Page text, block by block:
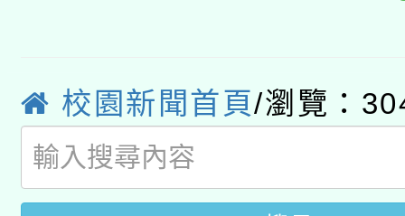
方素養工作坊新北場」
「族語學習班」招生簡
文教學共融平台-教案
件」活動簡章
教育部國民及學前教育
年度COVID-19疫苗接
接種對象擴大為「滿6
校園新聞首頁/瀏覽：